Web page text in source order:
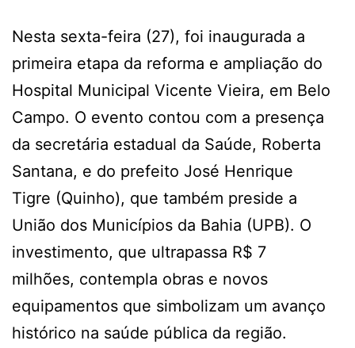
Nesta sexta-feira (27), foi inaugurada a
primeira etapa da reforma e ampliação do
Hospital Municipal Vicente Vieira, em Belo
Campo. O evento contou com a presença
da secretária estadual da Saúde, Roberta
Santana, e do prefeito José Henrique
Tigre (Quinho), que também preside a
União dos Municípios da Bahia (UPB). O
investimento, que ultrapassa R$ 7
milhões, contempla obras e novos
equipamentos que simbolizam um avanço
histórico na saúde pública da região.